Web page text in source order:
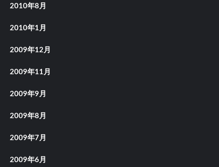
2010年8月
2010年1月
2009年12月
2009年11月
2009年9月
2009年8月
2009年7月
2009年6月